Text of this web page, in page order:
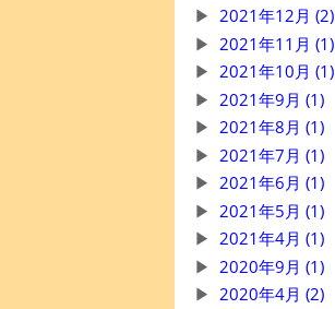
2021年12月 (2)
2021年11月 (1)
2021年10月 (1)
2021年9月 (1)
2021年8月 (1)
2021年7月 (1)
2021年6月 (1)
2021年5月 (1)
2021年4月 (1)
2020年9月 (1)
2020年4月 (2)